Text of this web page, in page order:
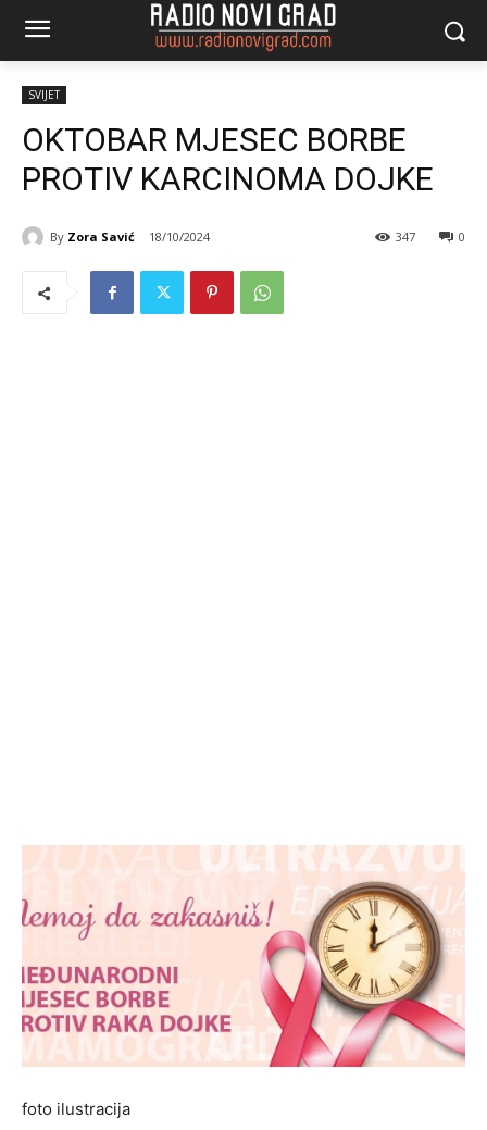
SVIJET
OKTOBAR MJESEC BORBE
PROTIV KARCINOMA DOJKE
By Zora Savić 18/10/2024 0
347
foto ilustracija